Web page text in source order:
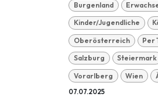
Burgenland
Kinder/Jugendliche
Oberösterreich Per
Salzburg Steiermark
Vorarlberg Wien
07.07.2025